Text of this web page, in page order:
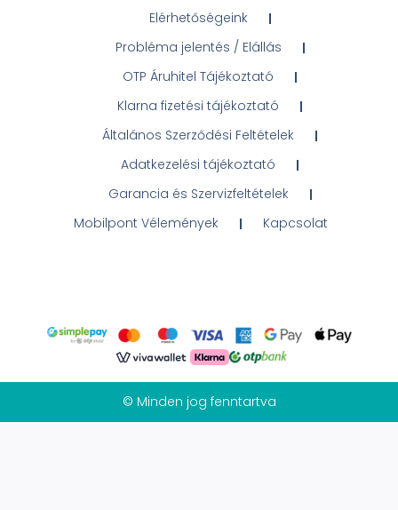
Elérhetőségeink
Probléma jelentés / Elállás
OTP Áruhitel Tájékoztató
Klarna fizetési tájékoztató
Általános Szerződési Feltételek
Adatkezelési tájékoztató
Garancia és Szervizfeltételek
Mobilpont Vélemények
Kapcsolat
© Minden jog fenntartva